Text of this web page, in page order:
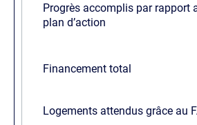
Progrès accomplis par rapport
plan d’action
Financement total
Logements attendus grâce au